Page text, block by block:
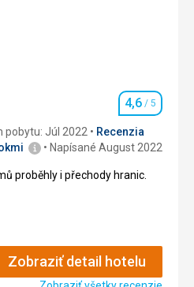
5,0/ 5
5,0
skvělá. Pláž je přeplněná.
v restauracích, která se
Hodnotenie
4,6 / 5
pobytu: Júl 2022
Recenzia
Napísané August 2022
proběhly i přechody hranic.
proběhly i přechody hranic.
4,0
Zobraziť detail hotelu